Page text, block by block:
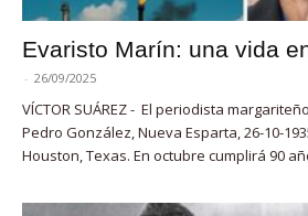
Evaristo Marín: una vida
- 26/09/2025
VÍCTOR SUÁREZ - El periodista
Pedro González, Nueva Esparta, 26-10-
Houston, Texas. En octubre cumplirá 90